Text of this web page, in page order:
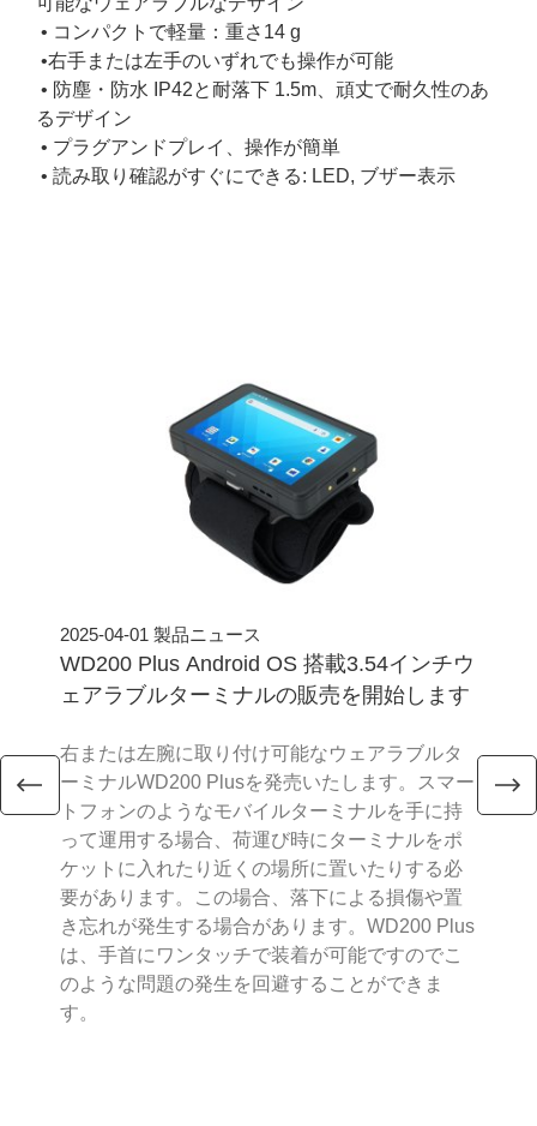
• コンパクトで軽量：重さ14 g
•右手または左手のいずれでも操作が可能
• 防塵・防水 IP42と耐落下 1.5m、頑丈で耐久性のあ
るデザイン
• プラグアンドプレイ、操作が簡単
• 読み取り確認がすぐにできる: LED, ブザー表示
2025-04-01 製品ニュース
WD200 Plus Android OS 搭載3.54インチウ
ェアラブルターミナルの販売を開始します
右または左腕に取り付け可能なウェアラブルタ
ーミナルWD200 Plusを発売いたします。スマー
トフォンのようなモバイルターミナルを手に持
って運用する場合、荷運び時にターミナルをポ
ケットに入れたり近くの場所に置いたりする必
要があります。この場合、落下による損傷や置
き忘れが発生する場合があります。WD200 Plus
は、手首にワンタッチで装着が可能ですのでこ
のような問題の発生を回避することができま
す。
ス
に
は